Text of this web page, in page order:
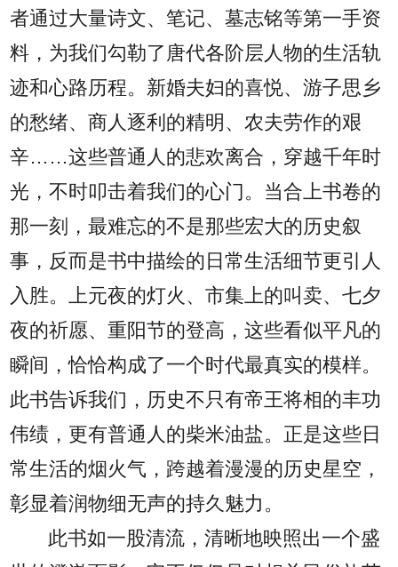
者通过大量诗文、笔记、墓志铭等第一手资
料，为我们勾勒了唐代各阶层人物的生活轨
迹和心路历程。新婚夫妇的喜悦、游子思乡
的愁绪、商人逐利的精明、农夫劳作的艰
辛……这些普通人的悲欢离合，穿越千年时
光，不时叩击着我们的心门。当合上书卷的
那一刻，最难忘的不是那些宏大的历史叙
事，反而是书中描绘的日常生活细节更引人
入胜。上元夜的灯火、市集上的叫卖、七夕
夜的祈愿、重阳节的登高，这些看似平凡的
瞬间，恰恰构成了一个时代最真实的模样。
此书告诉我们，历史不只有帝王将相的丰功
伟绩，更有普通人的柴米油盐。正是这些日
常生活的烟火气，跨越着漫漫的历史星空，
彰显着润物细无声的持久魅力。
此书如一股清流，清晰地映照出一个盛